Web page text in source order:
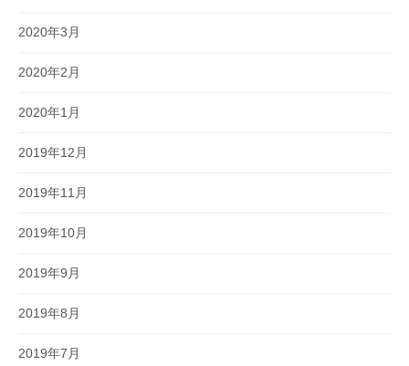
2020年3月
2020年2月
2020年1月
2019年12月
2019年11月
2019年10月
2019年9月
2019年8月
2019年7月